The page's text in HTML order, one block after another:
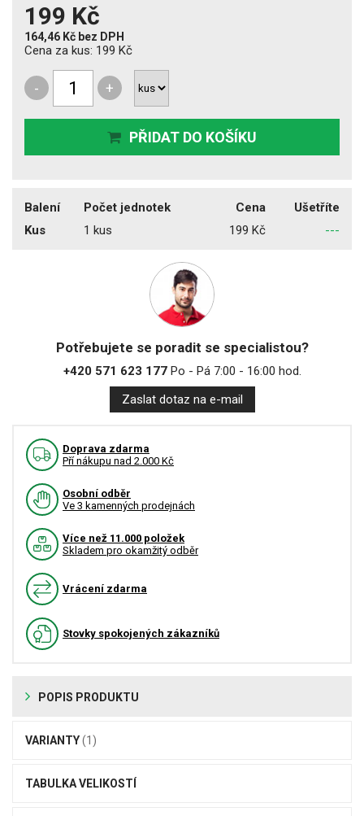
199 Kč
164,46 Kč bez DPH
Cena za kus: 199 Kč
- +
PŘIDAT DO KOŠÍKU
Balení Počet jednotek Cena
Ušetříte
Kus
1 kus 199 Kč ---
Potřebujete se poradit se specialistou?
+420 571 623 177Po - Pá 7:00 - 16:00 hod.
Zaslat dotaz na e-mail
Doprava zdarma
Pří nákupu nad 2.000 Kč
Osobní odběr
Ve 3 kamenných prodejnách
Více než 11.000 položek
Skladem pro okamžitý odběr
Vrácení zdarma
Stovky spokojených zákazníků
POPIS PRODUKTU
VARIANTY(1)
TABULKA VELIKOSTÍ